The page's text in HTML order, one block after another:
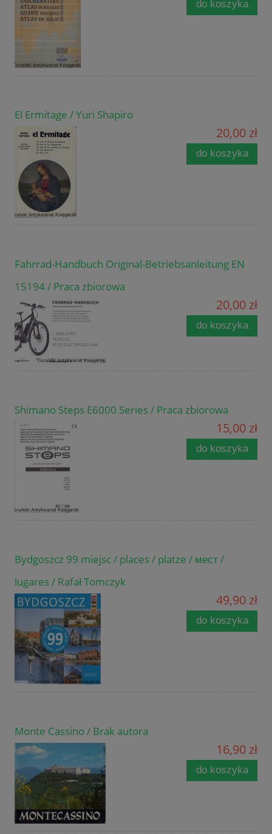
do koszyka
El Ermitage / Yuri Shapiro
20,00 zł
do koszyka
Fahrrad-Handbuch Original-Betriebsanleitung EN
15194 / Praca zbiorowa
20,00 zł
do koszyka
Shimano Steps E6000 Series / Praca zbiorowa
15,00 zł
do koszyka
Bydgoszcz 99 miejsc / places / platze / мест /
lugares / Rafał Tomczyk
49,90 zł
do koszyka
Monte Cassino / Brak autora
16,90 zł
do koszyka